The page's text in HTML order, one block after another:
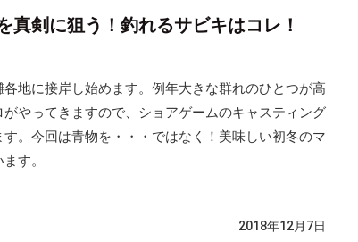
剣に狙う！釣れるサビキはコレ！
地に接岸し始めます。例年大きな群れのひとつが高
やってきますので、ショアゲームのキャスティング
。今回は青物を・・・ではなく！美味しい初冬のマ
す。
2018年12月7日